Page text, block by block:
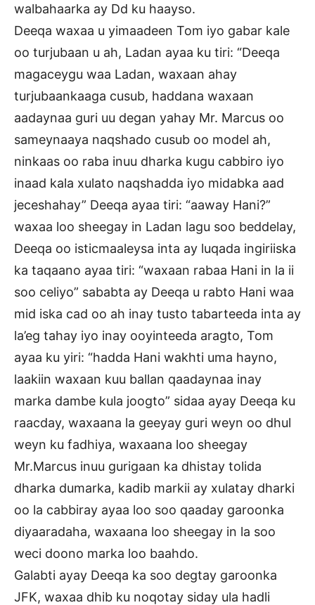
walbahaarka ay Dd ku haayso.
Deeqa waxaa u yimaadeen Tom iyo gabar kale
oo turjubaan u ah, Ladan ayaa ku tiri: “Deeqa
magaceygu waa Ladan, waxaan ahay
turjubaankaaga cusub, haddana waxaan
aadaynaa guri uu degan yahay Mr. Marcus oo
sameynaaya naqshado cusub oo model ah,
ninkaas oo raba inuu dharka kugu cabbiro iyo
inaad kala xulato naqshadda iyo midabka aad
jeceshahay” Deeqa ayaa tiri: “aaway Hani?”
waxaa loo sheegay in Ladan lagu soo beddelay,
Deeqa oo isticmaaleysa inta ay luqada ingiriiska
ka taqaano ayaa tiri: “waxaan rabaa Hani in la ii
soo celiyo” sababta ay Deeqa u rabto Hani waa
mid iska cad oo ah inay tusto tabarteeda inta ay
la’eg tahay iyo inay ooyinteeda aragto, Tom
ayaa ku yiri: “hadda Hani wakhti uma hayno,
laakiin waxaan kuu ballan qaadaynaa inay
marka dambe kula joogto” sidaa ayay Deeqa ku
raacday, waxaana la geeyay guri weyn oo dhul
weyn ku fadhiya, waxaana loo sheegay
Mr.Marcus inuu gurigaan ka dhistay tolida
dharka dumarka, kadib markii ay xulatay dharki
oo la cabbiray ayaa loo soo qaaday garoonka
diyaaradaha, waxaana loo sheegay in la soo
weci doono marka loo baahdo.
Galabti ayay Deeqa ka soo degtay garoonka
JFK, waxaa dhib ku noqotay siday ula hadli